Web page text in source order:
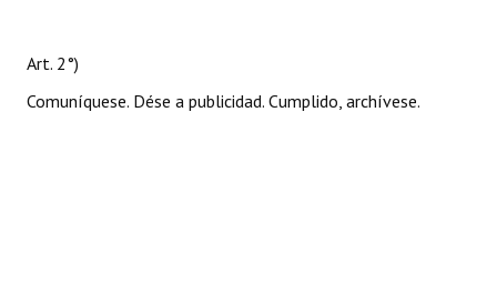
Art. 2°)
Comuníquese. Dése a publicidad. Cumplido, archívese.